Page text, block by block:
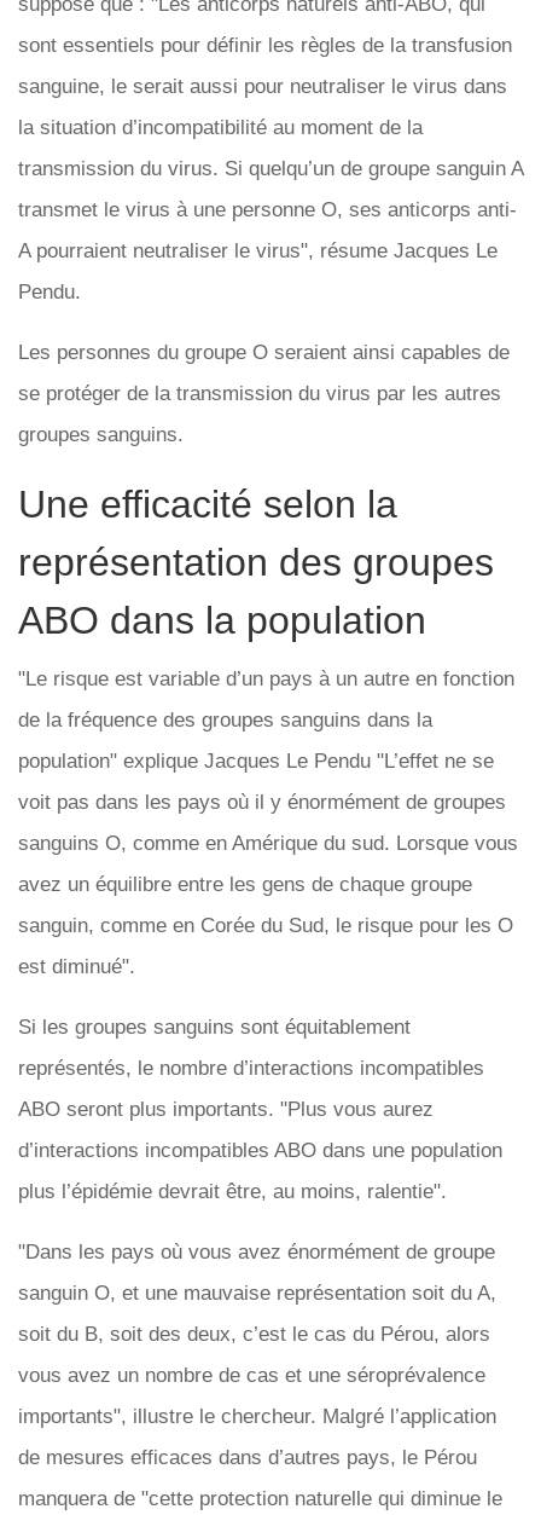
suppose que : "Les anticorps naturels anti-ABO, qui
sont essentiels pour définir les règles de la transfusion
sanguine, le serait aussi pour neutraliser le virus dans
la situation d’incompatibilité au moment de la
transmission du virus. Si quelqu’un de groupe sanguin A
transmet le virus à une personne O, ses anticorps anti-
A pourraient neutraliser le virus", résume Jacques Le
Pendu.
Les personnes du groupe O seraient ainsi capables de
se protéger de la transmission du virus par les autres
groupes sanguins.
Une efficacité selon la
représentation des groupes
ABO dans la population
"Le risque est variable d’un pays à un autre en fonction
de la fréquence des groupes sanguins dans la
population" explique Jacques Le Pendu "L’effet ne se
voit pas dans les pays où il y énormément de groupes
sanguins O, comme en Amérique du sud. Lorsque vous
avez un équilibre entre les gens de chaque groupe
sanguin, comme en Corée du Sud, le risque pour les O
est diminué".
Si les groupes sanguins sont équitablement
représentés, le nombre d’interactions incompatibles
ABO seront plus importants. "Plus vous aurez
d’interactions incompatibles ABO dans une population
plus l’épidémie devrait être, au moins, ralentie".
"Dans les pays où vous avez énormément de groupe
sanguin O, et une mauvaise représentation soit du A,
soit du B, soit des deux, c’est le cas du Pérou, alors
vous avez un nombre de cas et une séroprévalence
importants", illustre le chercheur. Malgré l’application
de mesures efficaces dans d’autres pays, le Pérou
manquera de "cette protection naturelle qui diminue le